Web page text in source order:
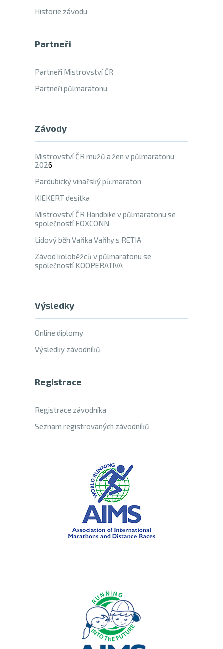
Historie závodu
Partneři
Partneři Mistrovství ČR
Partneři půlmaratonu
Závody
Mistrovství ČR mužů a žen v půlmaratonu
2026
Pardubický vinařský půlmaraton
KIEKERT desítka
Mistrovství ČR Handbike v půlmaratonu se
společností FOXCONN
Lidový běh Vaňka Vaňhy s RETIA
Závod koloběžců v půlmaratonu se
společností KOOPERATIVA
Výsledky
Online diplomy
Výsledky závodníků
Registrace
Registrace závodníka
Seznam registrovaných závodníků